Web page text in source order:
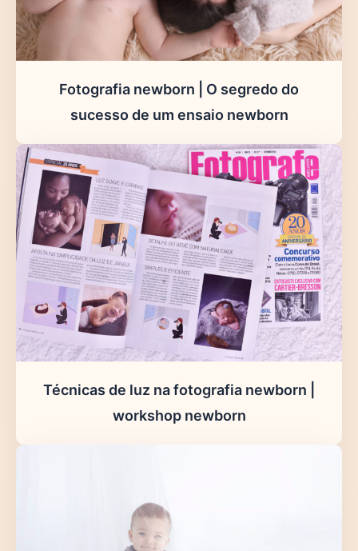
Fotografia newborn | O segredo do
sucesso de um ensaio newborn
Técnicas de luz na fotografia newborn |
workshop newborn